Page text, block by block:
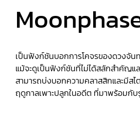
เป็นฟังก์ชันบอกการโคจรของดวงจั
แม้จะดูเป็นฟังก์ชันที่ไม่ได้สลักสำคัญแ
สามารถบ่งบอกความคลาสสิกและมีส
ฤดูกาลเพาะปลูกในอดีต ที่มาพร้อมกั